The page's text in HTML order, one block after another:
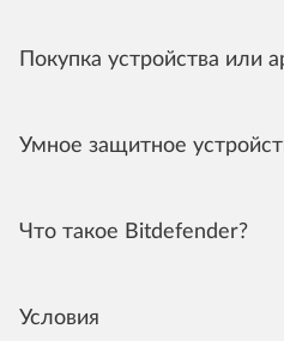
Покупка устройства или
Умное защитное
Что такое Bitdefender?
Условия